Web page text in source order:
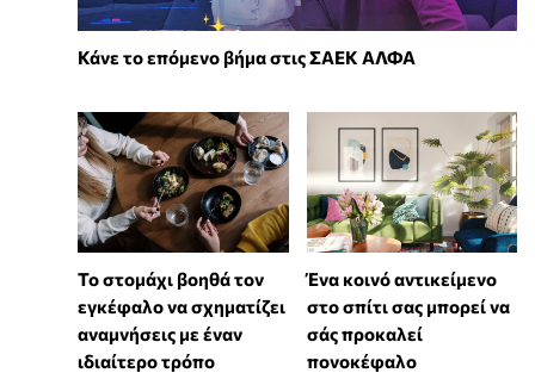
Κάνε το επόμενο βήμα στις ΣΑΕΚ ΑΛΦΑ
Το στομάχι βοηθά τον
εγκέφαλο να σχηματίζει
αναμνήσεις με έναν
ιδιαίτερο τρόπο
Ένα κοινό αντικείμενο
στο σπίτι σας μπορεί να
σάς προκαλεί
πονοκέφαλο